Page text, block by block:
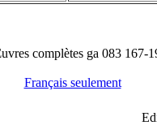
complètes ga 083 167-
Français seulement